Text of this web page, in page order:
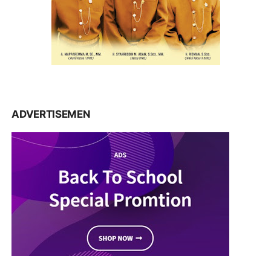
ADVERTISEMEN